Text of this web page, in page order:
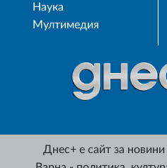
Наука
Мултимедия
Днес+ е сайт за